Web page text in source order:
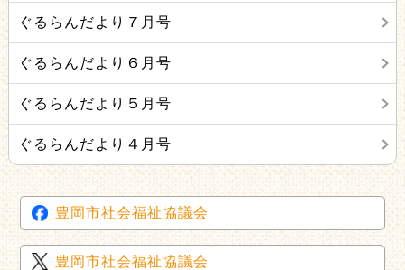
ぐるらんだより７月号
ぐるらんだより６月号
ぐるらんだより５月号
ぐるらんだより４月号
豊岡市社会福祉協議会
豊岡市社会福祉協議会